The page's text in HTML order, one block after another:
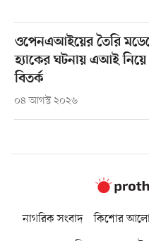
ওপেনএআইয়ের তৈরি
হ্যাকের ঘটনায় এআই
বিতর্ক
০৪ আগস্ট ২০২৬
নাগরিক সংবাদ কিশোর